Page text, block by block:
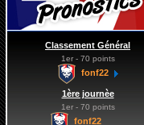
Classement Général
1er - 70 points
fonf22
1ère journèe
1er - 70 points
fonf22